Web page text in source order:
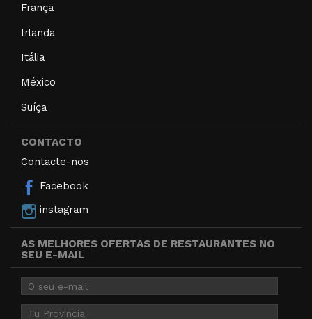
França
Irlanda
Itália
México
Suíça
CONTACTO
Contacte-nos
Facebook
instagram
AS MELHORES OFERTAS DE RESTAURANTES NO
SEU E-MAIL